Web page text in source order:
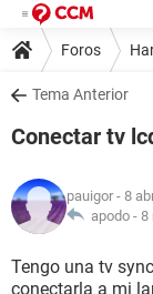
Foros
Tema Anterior
Conectar tv
pauigor - 8
apodo - 8
Tengo una tv
conectarla a mi